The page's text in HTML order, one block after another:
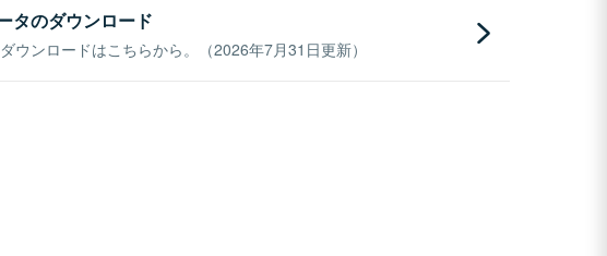
タのダウンロード
ウンロードはこちらから。（2026年7月31日更新）